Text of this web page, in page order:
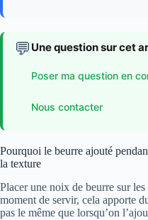
💬 Une question sur cet
Poser ma question en
Nous contacter
Pourquoi le beurre ajouté
la texture
Placer une noix de beurre sur
moment de servir, cela apporte
pas le même que lorsqu’on